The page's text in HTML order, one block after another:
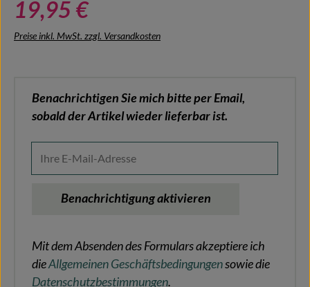
19,95 €
Preise inkl. MwSt. zzgl. Versandkosten
Benachrichtigen Sie mich bitte per Email,
sobald der Artikel wieder lieferbar ist.
Benachrichtigung aktivieren
Mit dem Absenden des Formulars akzeptiere ich
dieAllgemeinen Geschäftsbedingungensowie die
Datenschutzbestimmungen.